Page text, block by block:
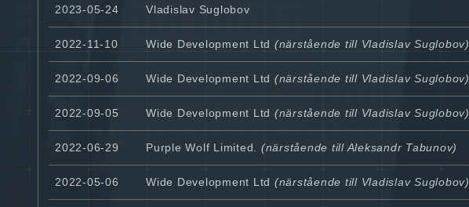
2023-05-24 Vladislav Suglobov
2022-11-10 Wide Development Ltd (närstående till Vladislav Suglobov)
2022-09-06 Wide Development Ltd (närstående till Vladislav Suglobov)
2022-09-05 Wide Development Ltd (närstående till Vladislav Suglobov)
2022-06-29 Purple Wolf Limited. (närstående till Aleksandr Tabunov)
2022-05-06 Wide Development Ltd (närstående till Vladislav Suglobov)